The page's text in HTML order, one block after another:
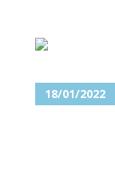
18/01/2022